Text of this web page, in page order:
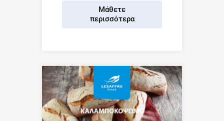
Μάθετε
περισσότερα